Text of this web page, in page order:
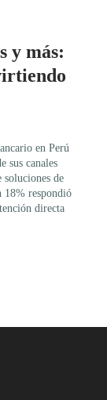
y más:
en Perú
sus canales
soluciones de
18% respondió
directa